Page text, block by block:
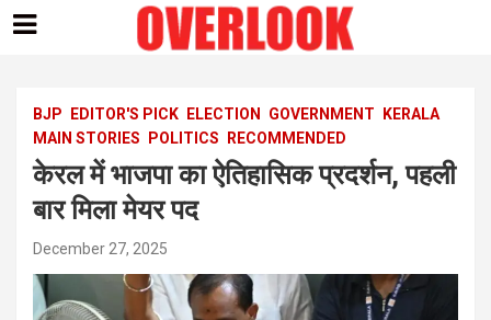
content
BJP EDITOR'S PICK ELECTION GOVERNMENT
KERALA
MAIN STORIES
POLITICS RECOMMENDED
केरल में भाजपा का ऐतिहासिक प्रदर्शन, पहली
बार मिला मेयर पद
December 27, 2025